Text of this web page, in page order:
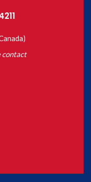
contact